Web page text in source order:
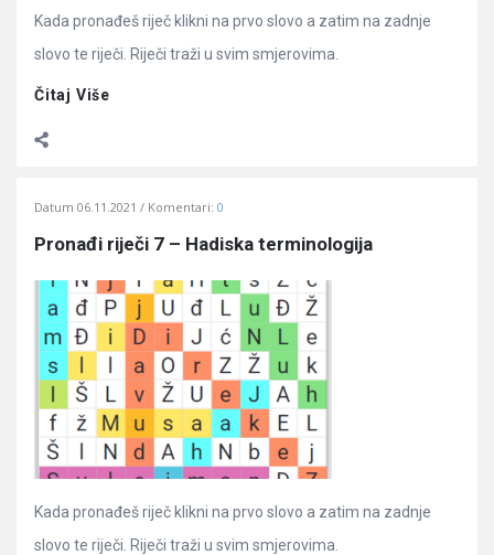
Kada pronađeš riječ klikni na prvo slovo a zatim na zadnje
slovo te riječi. Riječi traži u svim smjerovima.
Čitaj Više
Datum 06.11.2021 Komentari: 0
Pronađi riječi 7 – Hadiska terminologija
Kada pronađeš riječ klikni na prvo slovo a zatim na zadnje
slovo te riječi. Riječi traži u svim smjerovima.